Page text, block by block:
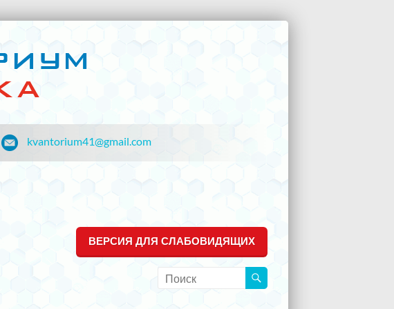
kvantorium41@gmail.com
ВЕРСИЯ ДЛЯ СЛАБОВИДЯЩИХ